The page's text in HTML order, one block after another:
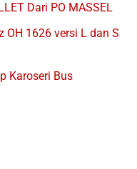
Dari PO MASSEL
OH 1626 versi L dan S
Karoseri Bus